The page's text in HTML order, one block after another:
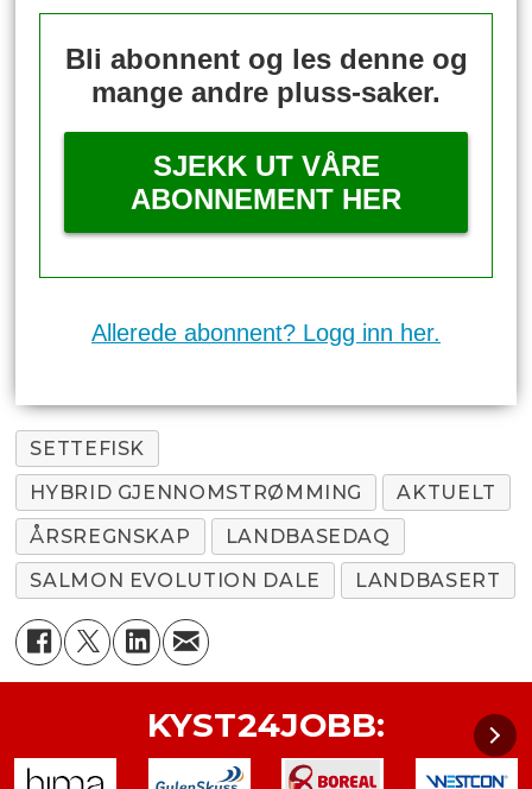
Bli abonnent og les denne og
mange andre pluss-saker.
SJEKK UT VÅRE
ABONNEMENT HER
Allerede abonnent? Logg inn her.
SETTEFISK
HYBRID GJENNOMSTRØMMING
AKTUELT
ÅRSREGNSKAP
LANDBASEDAQ
SALMON EVOLUTION DALE
LANDBASERT
KYST24JOBB: